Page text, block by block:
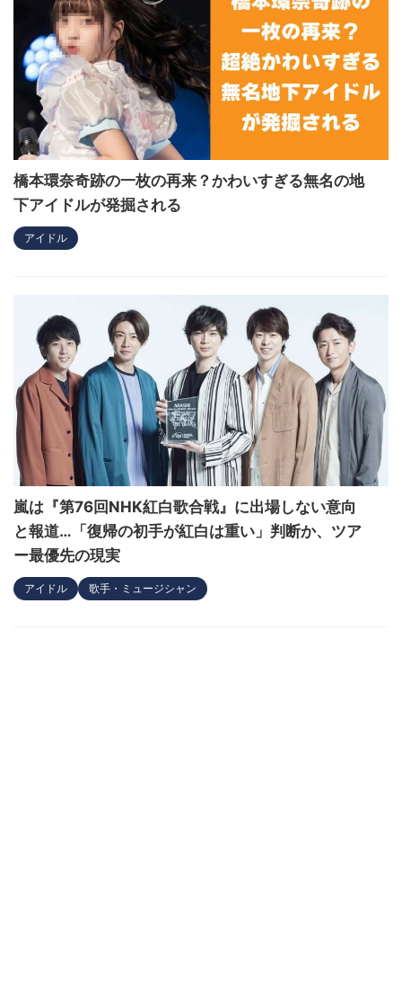
橋本環奈奇跡の一枚の再来？かわいすぎる無名の地
下アイドルが発掘される
アイドル
嵐は『第76回NHK紅白歌合戦』に出場しない意向
と報道…「復帰の初手が紅白は重い」判断か、ツア
ー最優先の現実
アイドル 歌手・ミュージシャン